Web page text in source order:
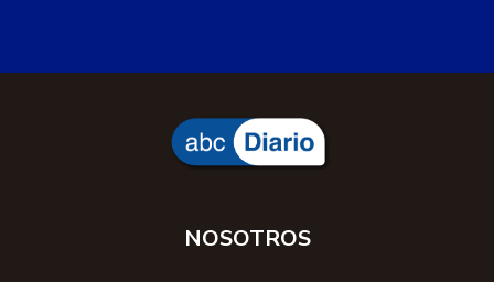
fuerte en toda la provincia del Chubut. Pero con el
los movimientos políticos teniendo en cuenta que
la posibilidad de adelantar elecciones sigue
latente. En Nación ya operan en medios la
en la sesión del 6 de agosto en el Senado serán tan